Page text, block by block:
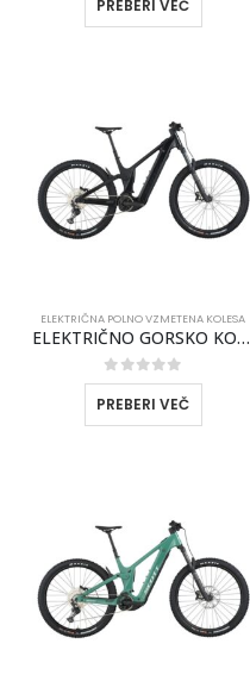
PREBERI VEČ
ELEKTRIČNA POLNO VZMETENA KOLESA
ELEKTRIČNO GORSKO KOLO SCOTT PATRON 930 2026 Črna
0out of 5
PREBERI VEČ